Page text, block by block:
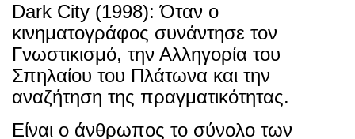
Dark City (1998): Όταν ο
κινηματογράφος συνάντησε τον
Γνωστικισμό, την Αλληγορία του
Σπηλαίου του Πλάτωνα και την
αναζήτηση της πραγματικότητας.
Είναι ο άνθρωπος το σύνολο των